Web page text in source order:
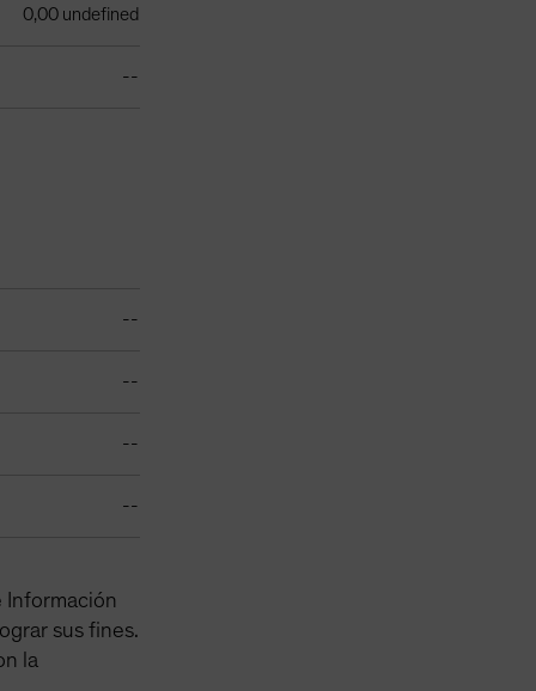
0,00 undefined
--
--
--
--
--
Información
sus fines.
la